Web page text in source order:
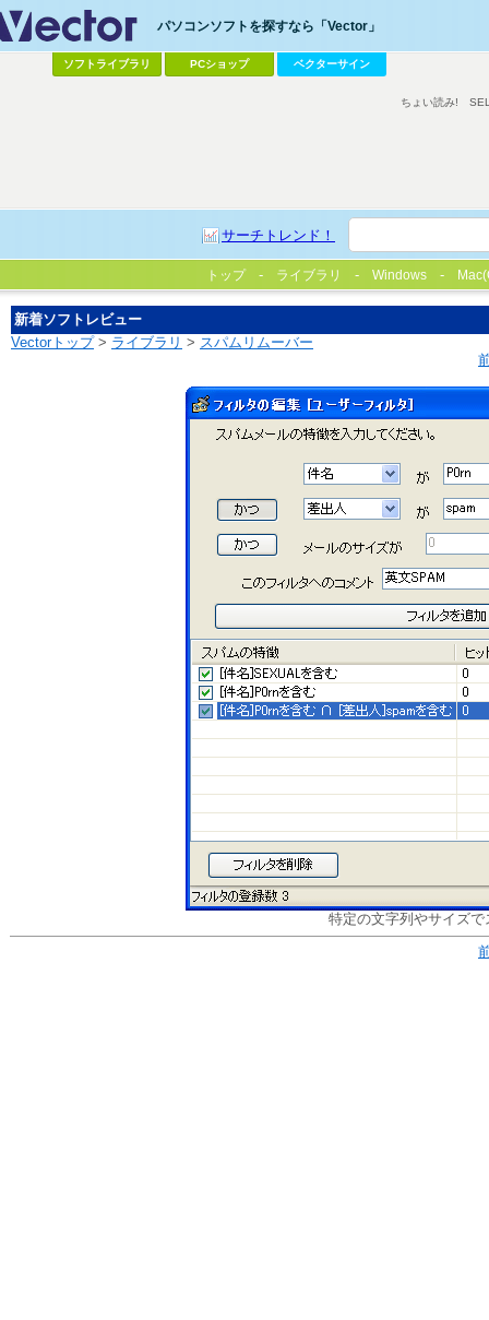
パソコンソフトを探すなら「Vector」
ソフトライブラリ PCショップ ベクターサイン
サーチトレンド！
ちょい読み!
トップ ライブラリ Windows
新着ソフトレビュー
Vectorトップ> ライブラリ > スパムリムーバー
特定の文字列やサイズ